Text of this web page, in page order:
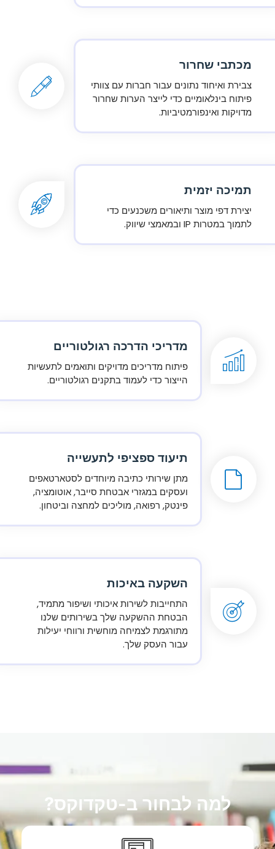
מכתבי שחרור
צבירת ואיחוד נתונים עבור חברות עם צוותי
פיתוח בינלאומיים כדי לייצר הערות שחרור
מדויקות ואינפורמטיביות.
תמיכה יזמית
יצירת דפי מוצר ותיאורים משכנעים כדי
לתמוך במטרות IP ובמאמצי שיווק.
מדריכי הדרכה רגולטוריים
פיתוח מדריכים מדויקים ותואמים לתעשיות
הייצור כדי לעמוד בתקנים רגולטוריים.
תיעוד ספציפי לתעשייה
מתן שירותי כתיבה מיוחדים לסטארטאפים
ועסקים במגזרי אבטחת סייבר, אוטומציה,
פינטק, רפואה, מוליכים למחצה וביטחון.
השקעה באיכות
התחייבות לשירות איכותי ושיפור מתמיד,
הבטחת ההשקעה שלך בשירותים שלנו
מתורגמת לצמיחה מוחשית ורווחי יעילות
עבור העסק שלך.
למה לבחור ב-טקדוקס?